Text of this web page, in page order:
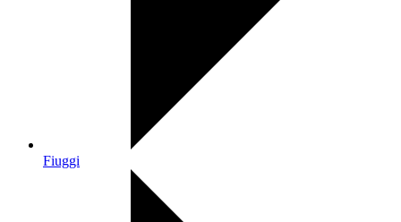
Fiuggi